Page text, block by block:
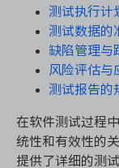
研发效能管理
DevOps
服务台和工单管
测试执行计
测试数据的
缺陷管理与
风险评估与
测试报告的
在软件测试过程
统性和有效性的
提供了详细的测